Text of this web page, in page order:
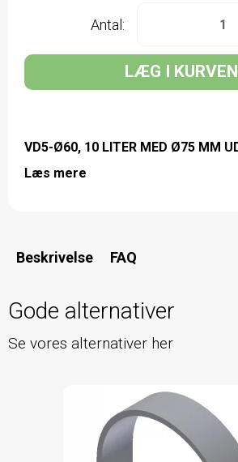
Antal:
LÆG I KURVEN
VD5-Ø60, 10 LITER MED Ø75 MM
Læs mere
Beskrivelse FAQ
Gode alternativer
Se vores alternativer her